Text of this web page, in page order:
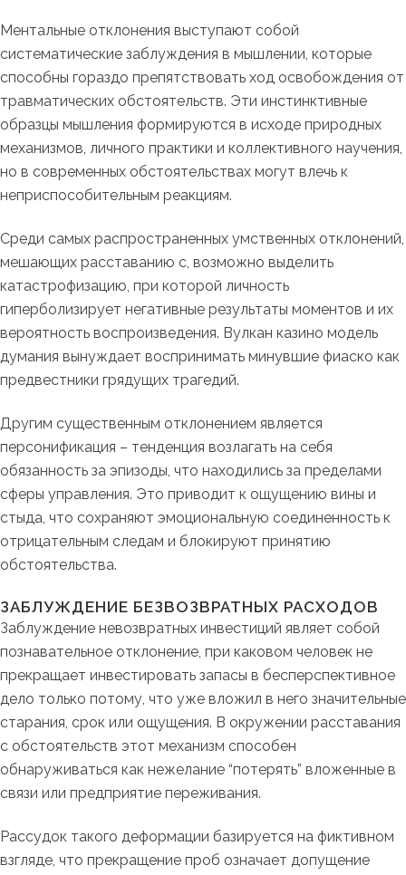
Ментальные отклонения выступают собой
систематические заблуждения в мышлении, которые
способны гораздо препятствовать ход освобождения от
травматических обстоятельств. Эти инстинктивные
образцы мышления формируются в исходе природных
механизмов, личного практики и коллективного научения,
но в современных обстоятельствах могут влечь к
неприспособительным реакциям.
Среди самых распространенных умственных отклонений,
мешающих расставанию с, возможно выделить
катастрофизацию, при которой личность
гиперболизирует негативные результаты моментов и их
вероятность воспроизведения. Вулкан казино модель
думания вынуждает воспринимать минувшие фиаско как
предвестники грядущих трагедий.
Другим существенным отклонением является
персонификация – тенденция возлагать на себя
обязанность за эпизоды, что находились за пределами
сферы управления. Это приводит к ощущению вины и
стыда, что сохраняют эмоциональную соединенность к
отрицательным следам и блокируют принятию
обстоятельства.
ЗАБЛУЖДЕНИЕ БЕЗВОЗВРАТНЫХ РАСХОДОВ
Заблуждение невозвратных инвестиций являет собой
познавательное отклонение, при каковом человек не
прекращает инвестировать запасы в бесперспективное
дело только потому, что уже вложил в него значительные
старания, срок или ощущения. В окружении расставания
с обстоятельств этот механизм способен
обнаруживаться как нежелание “потерять” вложенные в
связи или предприятие переживания.
Рассудок такого деформации базируется на фиктивном
взгляде, что прекращение проб означает допущение